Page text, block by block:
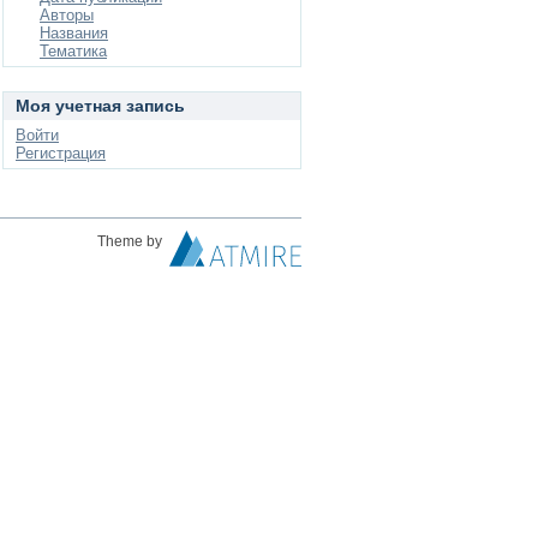
Авторы
Названия
Тематика
Моя учетная запись
Войти
Регистрация
Theme by